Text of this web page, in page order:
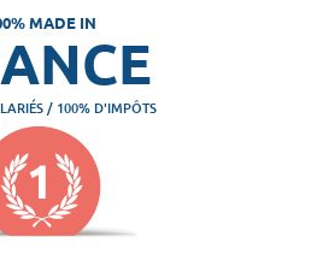
MADE IN
/ 100% D'IMPÔTS